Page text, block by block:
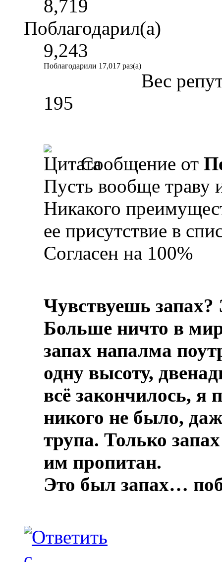
8,719
Поблагодарил(а)
9,243
Поблагодарили 17,017 раз(а)
Вес
195
Сообщение от
Пусть вообще траву
Никакого
ее присутствие в
Согласен на 100%
Чувствуешь
Больше ничто в
запах напалма
одну высоту,
всё закончилось, я
никого не было,
трупа. Только
им пропитан.
Это был запах…